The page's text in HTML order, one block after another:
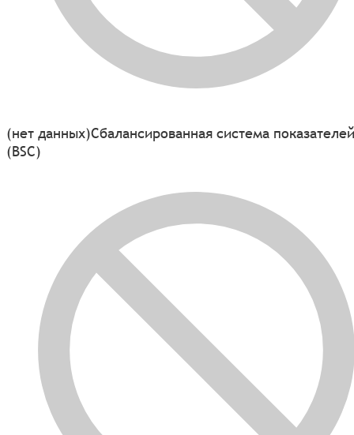
(нет данных)Сбалансированная система показателей
(BSC)